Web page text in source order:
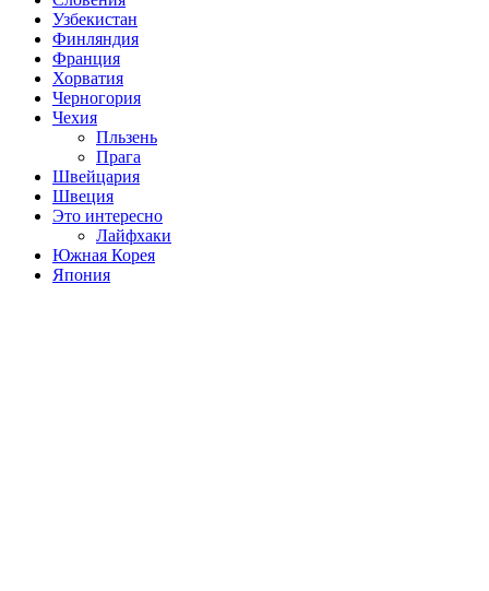
Узбекистан
Финляндия
Франция
Хорватия
Черногория
Чехия
Пльзень
Прага
Швейцария
Швеция
Это интересно
Лайфхаки
Южная Корея
Япония